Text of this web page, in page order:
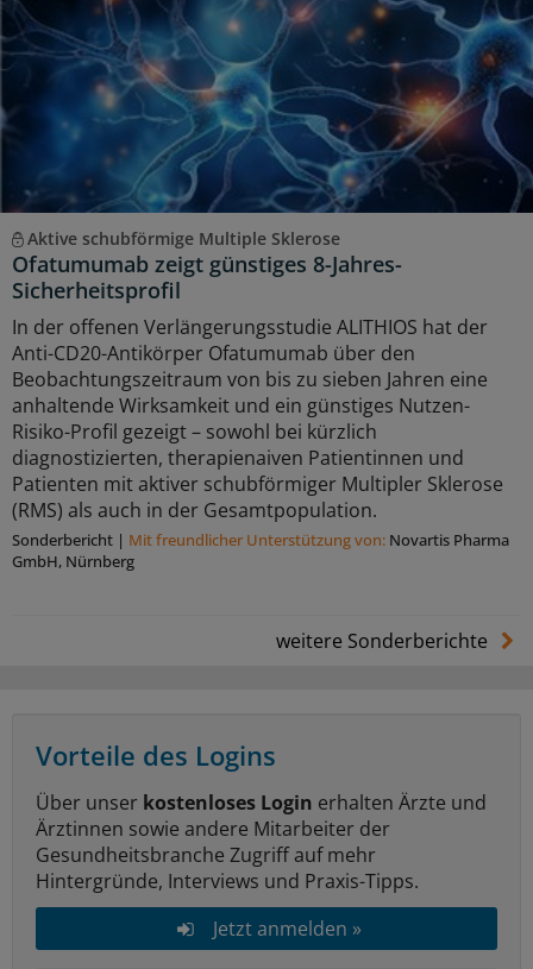
Aktive schubförmige Multiple Sklerose
Ofatumumab zeigt günstiges 8-Jahres-
Sicherheitsprofil
In der offenen Verlängerungsstudie ALITHIOS hat der
Anti-CD20-Antikörper Ofatumumab über den
Beobachtungszeitraum von bis zu sieben Jahren eine
anhaltende Wirksamkeit und ein günstiges Nutzen-
Risiko-Profil gezeigt – sowohl bei kürzlich
diagnostizierten, therapienaiven Patientinnen und
Patienten mit aktiver schubförmiger Multipler Sklerose
(RMS) als auch in der Gesamtpopulation.
Sonderbericht | Mit freundlicher Unterstützung von: Novartis Pharma
GmbH, Nürnberg
weitere Sonderberichte
Vorteile des Logins
Über unser kostenloses Login erhalten Ärzte und
Ärztinnen sowie andere Mitarbeiter der
Gesundheitsbranche Zugriff auf mehr
Hintergründe, Interviews und Praxis-Tipps.
Jetzt anmelden »